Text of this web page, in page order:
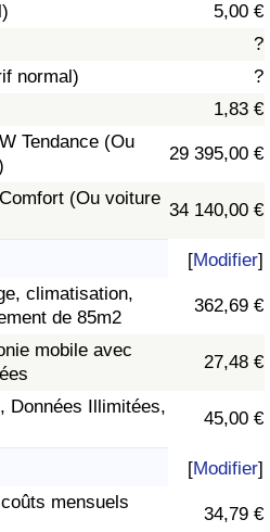
5,00 €
?
normal)
?
1,83 €
Tendance (Ou
29 395,00 €
(Ou voiture
34 140,00 €
[Modifier]
climatisation,
de 85m2
362,69 €
mobile avec
27,48 €
Données Illimitées,
45,00 €
[Modifier]
mensuels
34,79 €